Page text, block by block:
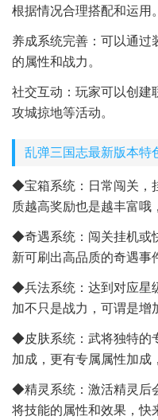
根据情况合理搭配和运用。
养成系统完善：可以通过
的属性和战力。
社交互动：玩家可以创建
攻城掠地等活动。
乱弹三国志最新版本特
◆宝箱系统：日常闯关，
质越高奖励也是越丰富哦
◆奇遇系统：闯关挂机或
新可刷出高品质的奇遇事
◆兵法系统：达到对应星
加不只是战力，可谓是增
◆皮肤系统：武将独特的
加成，更有专属属性加成
◆精灵系统：激活精灵后
将技能的属性和效果，快